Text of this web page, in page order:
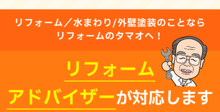
リフォーム／水まわり/外壁塗装のことなら
リフォームのタマオへ！
リフォーム
アドバイザーが対応します